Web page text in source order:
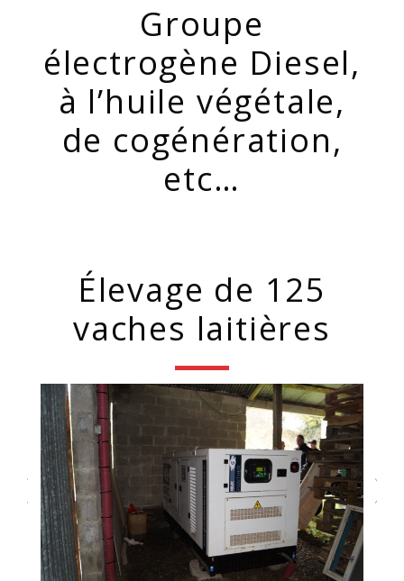
Groupe
électrogène Diesel,
à l’huile végétale,
de cogénération,
etc…
Élevage de 125
vaches laitières